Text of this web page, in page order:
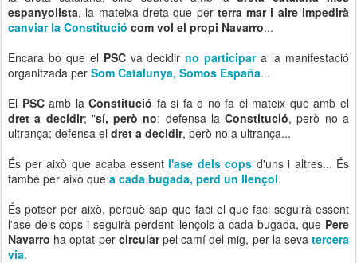
espanyolista, la mateixa dreta que per terra mar i aire impedirà
canviar la Constitució com vol el propi Navarro...
Encara bo que el PSCva decidirno participara la manifestació
organitzada per Som Catalunya, Somos España...
El PSCamb laConstitució fa si fa o no fa el mateix que amb el
dret a decidir; "sí, però no: defensa laConstitució, però no a
ultrança; defensa el dret a decidir, però no a ultrança...
És per això que acaba essent l'ase dels cops d'uns i altres... És
també per això que a cada bugada, perd un llençol.
És potser per això, perquè sap que faci el que faci seguirà essent
l'ase dels cops i seguirà perdent llençols a cada bugada, que Pere
Navarro ha optat per circularpel camí del mig, per la sevatercera
via.